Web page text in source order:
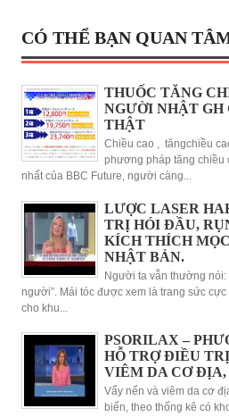
CÓ THỂ BẠN QUAN
THUỐC TĂNG
NGƯỜI NHẬT GH
THẬT
Chiều cao , tăngchiều
phương pháp tăng chiều
nhất của BBC Future, người càng...
LƯỢC LASER
TRỊ HÓI ĐẦU,
KÍCH THÍCH
NHẬT BẢN.
Người ta vẫn thường nói:
người”. Mái tóc được xem là trang sức
cho khu...
PSORILAX –
HỖ TRỢ ĐIỀU
VIÊM DA CƠ
Vẩy nến và viêm da cơ
biến, theo thống kê có